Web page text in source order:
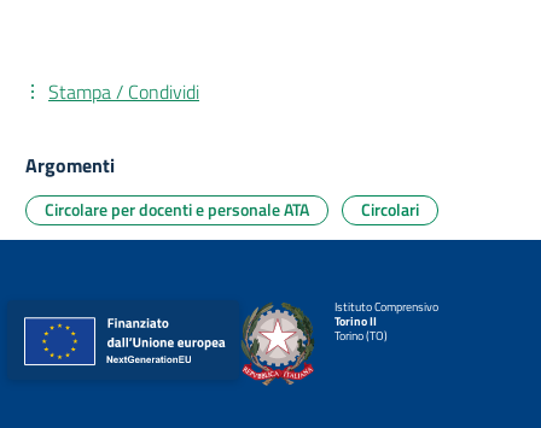
Stampa / Condividi
Argomenti
Circolare per docenti e personale ATA Circolari
Istituto Comprensivo
Torino II
Torino (TO)